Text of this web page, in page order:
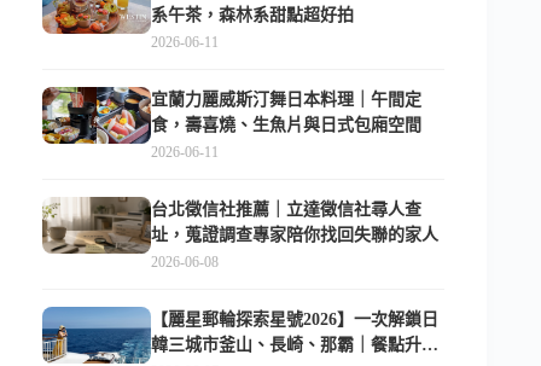
系午茶，森林系甜點超好拍
2026-06-11
宜蘭力麗威斯汀舞日本料理｜午間定
食，壽喜燒、生魚片與日式包廂空間
2026-06-11
台北徵信社推薦｜立達徵信社尋人查
址，蒐證調查專家陪你找回失聯的家人
2026-06-08
【麗星郵輪探索星號2026】一次解鎖日
韓三城市釜山、長崎、那霸｜餐點升